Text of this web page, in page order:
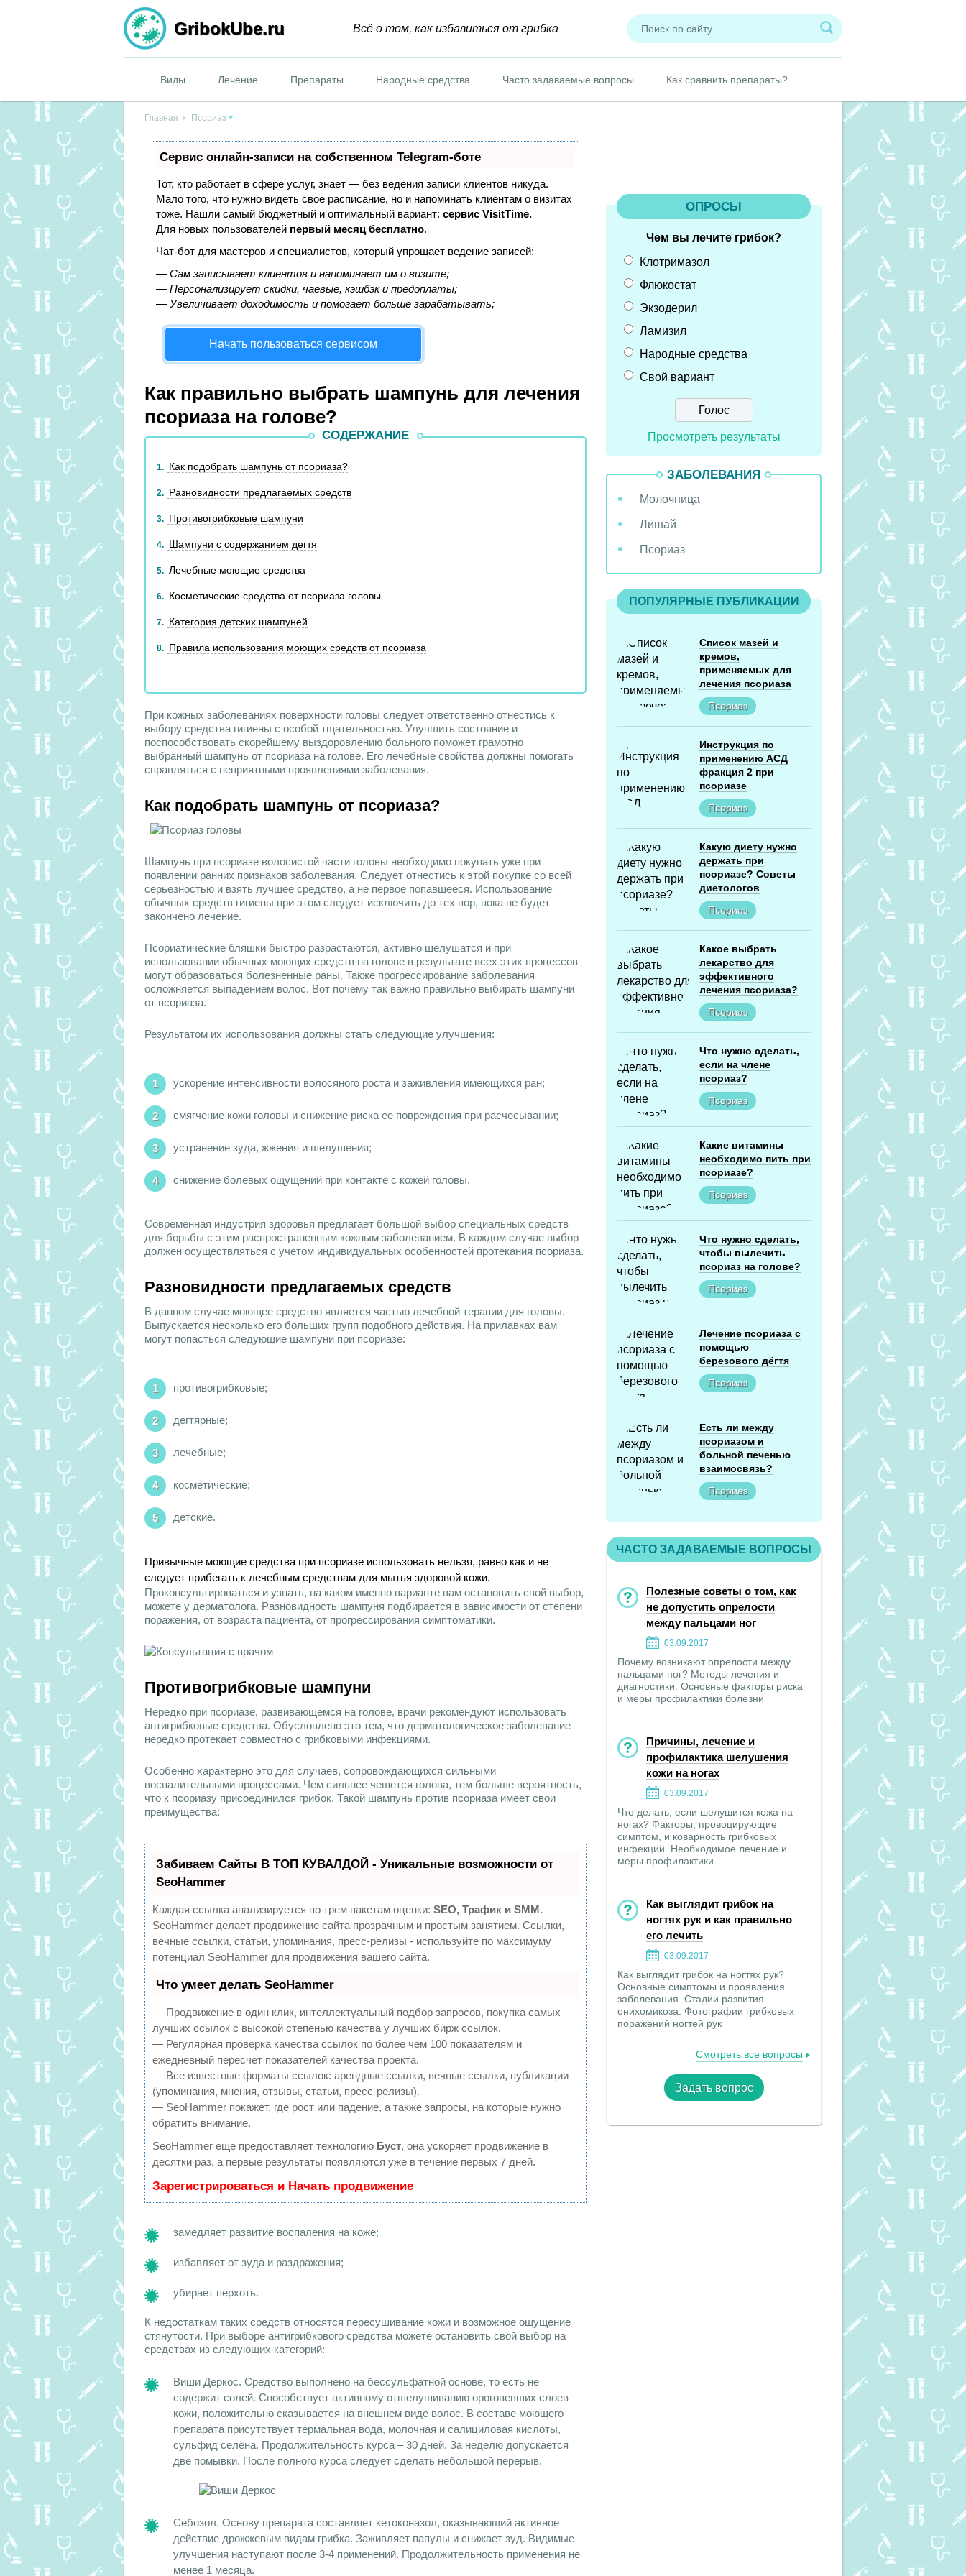
GribokUbe.ru Всё о том, как избавиться от грибка
Виды Лечение Препараты Народные средства Часто задаваемые вопросы Как сравнить препараты?
Главная Псориаз
Сервис онлайн-записи на собственном Telegram-боте
Тот, кто работает в сфере услуг, знает — без ведения записи клиентов никуда.
Мало того, что нужно видеть свое расписание, но и напоминать клиентам о визитах
тоже. Нашли самый бюджетный и оптимальный вариант: сервис VisitTime.
Для новых пользователей первый месяц бесплатно.
Чат-бот для мастеров и специалистов, который упрощает ведение записей:
— Сам записывает клиентов и напоминает им о визите;
— Персонализирует скидки, чаевые, кэшбэк и предоплаты;
— Увеличивает доходимость и помогает больше зарабатывать;
Начать пользоваться сервисом
Как правильно выбрать шампунь для лечения
псориаза на голове?
СОДЕРЖАНИЕ
1 Как подобрать шампунь от псориаза?
2 Разновидности предлагаемых средств
3 Противогрибковые шампуни
4 Шампуни с содержанием дегтя
5 Лечебные моющие средства
6 Косметические средства от псориаза головы
7 Категория детских шампуней
8 Правила использования моющих средств от псориаза
При кожных заболеваниях поверхности головы следует ответственно отнестись к
выбору средства гигиены с особой тщательностью. Улучшить состояние и
поспособствовать скорейшему выздоровлению больного поможет грамотно
выбранный шампунь от псориаза на голове. Его лечебные свойства должны помогать
справляться с неприятными проявлениями заболевания.
Как подобрать шампунь от псориаза?
Шампунь при псориазе волосистой части головы необходимо покупать уже при
появлении ранних признаков заболевания. Следует отнестись к этой покупке со всей
серьезностью и взять лучшее средство, а не первое попавшееся. Использование
обычных средств гигиены при этом следует исключить до тех пор, пока не будет
закончено лечение.
Псориатические бляшки быстро разрастаются, активно шелушатся и при
использовании обычных моющих средств на голове в результате всех этих процессов
могут образоваться болезненные раны. Также прогрессирование заболевания
осложняется выпадением волос. Вот почему так важно правильно выбирать шампуни
от псориаза.
Результатом их использования должны стать следующие улучшения:
ускорение интенсивности волосяного роста и заживления имеющихся ран;
смягчение кожи головы и снижение риска ее повреждения при расчесывании;
устранение зуда, жжения и шелушения;
снижение болевых ощущений при контакте с кожей головы.
Современная индустрия здоровья предлагает большой выбор специальных средств
для борьбы с этим распространенным кожным заболеванием. В каждом случае выбор
должен осуществляться с учетом индивидуальных особенностей протекания псориаза.
Разновидности предлагаемых средств
В данном случае моющее средство является частью лечебной терапии для головы.
Выпускается несколько его больших групп подобного действия. На прилавках вам
могут попасться следующие шампуни при псориазе:
противогрибковые;
дегтярные;
лечебные;
косметические;
детские.
Привычные моющие средства при псориазе использовать нельзя, равно как и не
следует прибегать к лечебным средствам для мытья здоровой кожи.
Проконсультироваться и узнать, на каком именно варианте вам остановить свой выбор,
можете у дерматолога. Разновидность шампуня подбирается в зависимости от степени
поражения, от возраста пациента, от прогрессирования симптоматики.
Противогрибковые шампуни
Нередко при псориазе, развивающемся на голове, врачи рекомендуют использовать
антигрибковые средства. Обусловлено это тем, что дерматологическое заболевание
нередко протекает совместно с грибковыми инфекциями.
Особенно характерно это для случаев, сопровождающихся сильными
воспалительными процессами. Чем сильнее чешется голова, тем больше вероятность,
что к псориазу присоединился грибок. Такой шампунь против псориаза имеет свои
преимущества:
Забиваем Сайты В ТОП КУВАЛДОЙ - Уникальные возможности от
SeoHammer
Каждая ссылка анализируется по трем пакетам оценки: SEO, Трафик и SMM.
SeoHammer делает продвижение сайта прозрачным и простым занятием. Ссылки,
вечные ссылки, статьи, упоминания, пресс-релизы - используйте по максимуму
потенциал SeoHammer для продвижения вашего сайта.
Что умеет делать SeoHammer
— Продвижение в один клик, интеллектуальный подбор запросов, покупка самых
лучших ссылок с высокой степенью качества у лучших бирж ссылок.
— Регулярная проверка качества ссылок по более чем 100 показателям и
ежедневный пересчет показателей качества проекта.
— Все известные форматы ссылок: арендные ссылки, вечные ссылки, публикации
(упоминания, мнения, отзывы, статьи, пресс-релизы).
— SeoHammer покажет, где рост или падение, а также запросы, на которые нужно
обратить внимание.
SeoHammer еще предоставляет технологию Буст, она ускоряет продвижение в
десятки раз, а первые результаты появляются уже в течение первых 7 дней.
Зарегистрироваться и Начать продвижение
замедляет развитие воспаления на коже;
избавляет от зуда и раздражения;
убирает перхоть.
К недостаткам таких средств относятся пересушивание кожи и возможное ощущение
стянутости. При выборе антигрибкового средства можете остановить свой выбор на
средствах из следующих категорий:
Виши Деркос. Средство выполнено на бессульфатной основе, то есть не
содержит солей. Способствует активному отшелушиванию ороговевших слоев
кожи, положительно сказывается на внешнем виде волос. В составе моющего
препарата присутствует термальная вода, молочная и салициловая кислоты,
сульфид селена. Продолжительность курса – 30 дней. За неделю допускается
две помывки. После полного курса следует сделать небольшой перерыв.
Себозол. Основу препарата составляет кетоконазол, оказывающий активное
действие дрожжевым видам грибка. Заживляет папулы и снижает зуд. Видимые
улучшения наступают после 3-4 применений. Продолжительность применения не
менее 1 месяца.
ОПРОСЫ
Чем вы лечите грибок?
Клотримазол
Флюкостат
Экзодерил
Ламизил
Народные средства
Свой вариант
Просмотреть результаты
ЗАБОЛЕВАНИЯ
Молочница
Лишай
Псориаз
ПОПУЛЯРНЫЕ ПУБЛИКАЦИИ
Список мазей и
кремов,
применяемых для
лечения псориаза
Псориаз
Инструкция по
применению АСД
фракция 2 при
псориазе
Псориаз
Какую диету нужно
держать при
псориазе? Советы
диетологов
Псориаз
Какое выбрать
лекарство для
эффективного
лечения псориаза?
Псориаз
Что нужно сделать,
если на члене
псориаз?
Псориаз
Какие витамины
необходимо пить при
псориазе?
Псориаз
Что нужно сделать,
чтобы вылечить
псориаз на голове?
Псориаз
Лечение псориаза с
помощью
березового дёгтя
Псориаз
Есть ли между
псориазом и
больной печенью
взаимосвязь?
Псориаз
ЧАСТО ЗАДАВАЕМЫЕ ВОПРОСЫ
Полезные советы о том, как
не допустить опрелости
между пальцами ног
03.09.2017
Почему возникают опрелости между
пальцами ног? Методы лечения и
диагностики. Основные факторы риска
и меры профилактики болезни
Причины, лечение и
профилактика шелушения
кожи на ногах
03.09.2017
Что делать, если шелушится кожа на
ногах? Факторы, провоцирующие
симптом, и коварность грибковых
инфекций. Необходимое лечение и
меры профилактики
Как выглядит грибок на
ногтях рук и как правильно
его лечить
03.09.2017
Как выглядит грибок на ногтях рук?
Основные симптомы и проявления
заболевания. Стадии развития
онихомикоза. Фотографии грибковых
поражений ногтей рук
Смотреть все вопросы
Задать вопрос